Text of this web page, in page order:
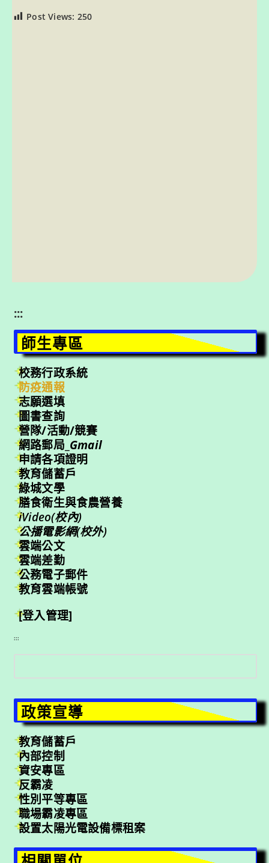
Post Views: 250
:::
師生專區
校務行政系統
防疫通報
志願選填
圖書查詢
營隊/活動/競賽
網路郵局_ Gmail
申請各項證明
教育儲蓄戶
綠城文學
膳食衛生與食農營養
iVideo(校內)
公播電影網(校外)
雲端公文
雲端差勤
公務電子郵件
教育雲端帳號
[登入管理]
:::
搜
尋
政策宣導
教育儲蓄戶
內部控制
資安專區
反霸凌
性別平等專區
職場霸凌專區
設置太陽光電設備標租案